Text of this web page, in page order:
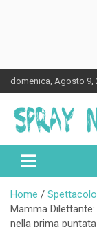
Skip
to
content
domenica, Agosto 9,
Home
Spettacolo
Mamma
nella prima